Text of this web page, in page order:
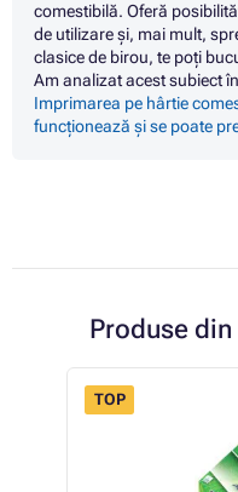
comestibilă. Oferă
de utilizare și, mai mult,
clasice de birou, te poți
Am analizat acest subiect
Imprimarea pe hârtie
funcționează și se poate
Produse